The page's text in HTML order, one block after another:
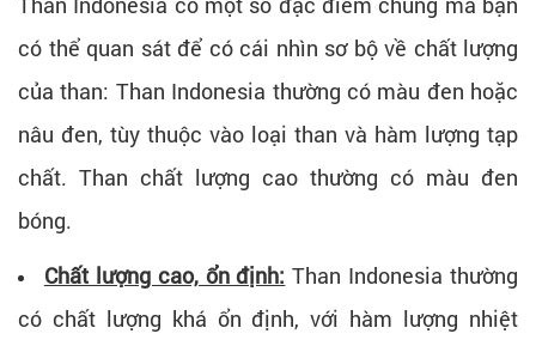
có thể quan sát để có cái nhìn sơ bộ về chất lượng
của than: Than Indonesia thường có màu đen hoặc
nâu đen, tùy thuộc vào loại than và hàm lượng tạp
chất. Than chất lượng cao thường có màu đen
bóng.
Chất lượng cao, ổn định: Than Indonesia thường
có chất lượng khá ổn định, với hàm lượng nhiệt